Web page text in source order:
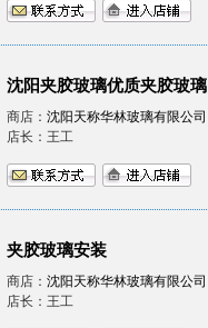
沈阳夹胶玻璃优质夹胶玻璃
商店： 沈阳天称华林玻璃有限公司
店长：王工
夹胶玻璃安装
商店： 沈阳天称华林玻璃有限公司
店长：王工